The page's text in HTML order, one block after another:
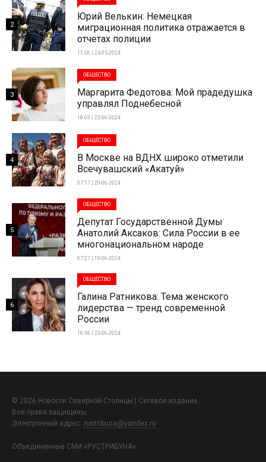
Юрий Велькин: Немецкая
миграционная политика отражается в
отчетах полиции
11:26 | 24-05-2024
2
ОБЩЕСТВО
Маргарита Федотова: Мой прадедушка
управлял Поднебесной
18:03 | 23-06-2024
3
ОБЩЕСТВО
В Москве на ВДНХ широко отметили
Всечувашский «Акатуй»
07:17 | 20-06-2024
4
ОБЩЕСТВО
Депутат Государственной Думы
Анатолий Аксаков: Сила России в ее
многонациональном народе
07:27 | 19-06-2024
5
ОБЩЕСТВО
Галина Ратникова: Тема женского
лидерства — тренд современной
России
16:36 | 23-06-2024
6
© 2026 Новости Северной Столицы | Сетевое издание.
Все права защищены.
Электронный адрес: rustribuna@yandex.ru
Объединенные СМИ «РУСТРИБУНА»